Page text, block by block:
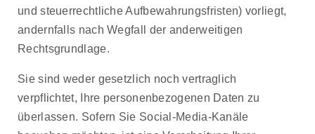
und steuerrechtliche Aufbewahrungsfristen) vorliegt,
andernfalls nach Wegfall der anderweitigen
Rechtsgrundlage.
Sie sind weder gesetzlich noch vertraglich
verpflichtet, Ihre personenbezogenen Daten zu
überlassen. Sofern Sie Social-Media-Kanäle